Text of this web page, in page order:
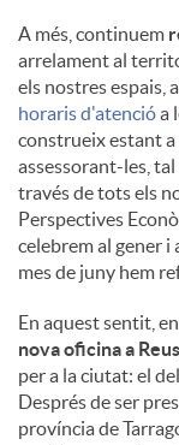
A més, continuem
arrelament al
els nostres espais,
horaris d'atencióa
construeix estant a
assessorant-les, tal
través de tots els
Perspectives
celebrem al gener i
mes de juny hem
En aquest sentit,
nova oficina a Reus
per a la ciutat: el
Després de ser
província de